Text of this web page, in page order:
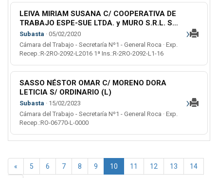
LEIVA MIRIAM SUSANA C/ COOPERATIVA DE
TRABAJO ESPE-SUE LTDA. y MURO S.R.L. S/
RECLAMO
Subasta · 05/02/2020
Cámara del Trabajo - Secretaría Nº1 - General Roca · Exp.
Recep.:R-2RO-2092-L2016 1ª Ins.:R-2RO-2092-L1-16
›
SASSO NÉSTOR OMAR C/ MORENO DORA
LETICIA S/ ORDINARIO (L)
Subasta · 15/02/2023
Cámara del Trabajo - Secretaría Nº1 - General Roca · Exp.
Recep.:RO-06770-L-0000
›
« 5 6 7 8 9 10 11 12 13 14